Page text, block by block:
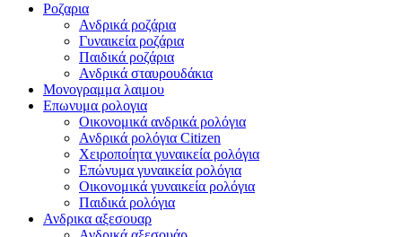
Ροζαρια
Ανδρικά ροζάρια
Γυναικεία ροζάρια
Παιδικά ροζάρια
Ανδρικά σταυρουδάκια
Μονογραμμα λαιμου
Επωνυμα ρολογια
Οικονομικά ανδρικά ρολόγια
Ανδρικά ρολόγια Citizen
Χειροποίητα γυναικεία ρολόγια
Επώνυμα γυναικεία ρολόγια
Οικονομικά γυναικεία ρολόγια
Παιδικά ρολόγια
Ανδρικα αξεσουαρ